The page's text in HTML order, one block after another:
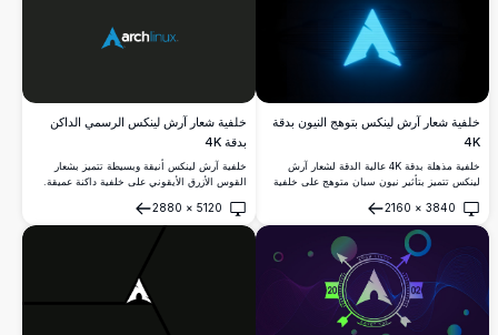
خلفية شعار آرش لينكس بتوهج النيون بدقة
4K
خلفية مذهلة بدقة 4K عالية الدقة لشعار آرش
لينكس تتميز بتأثير نيون سيان متوهج على خلفية
بأسلوب أنيق مستوحى من الجمالية السيبرانية.
3840
×
2160
فتح
خلفية شعار آرش لينكس الرسمي الداكن
بدقة 4K
خلفية آرش لينكس أنيقة وبسيطة تتميز بشعار
القوس الأزرق الأيقوني على خلفية داكنة عميقة.
سطح مكتب احترافي ونظيف بدقة 4K.
5120
×
2880
فتح